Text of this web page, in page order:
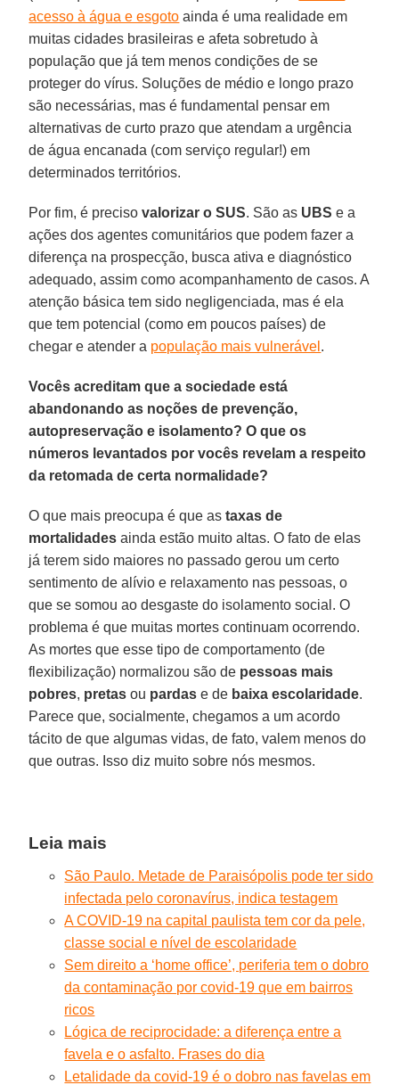
acesso à água e esgoto ainda é uma realidade em
muitas cidades brasileiras e afeta sobretudo à
população que já tem menos condições de se
proteger do vírus. Soluções de médio e longo prazo
são necessárias, mas é fundamental pensar em
alternativas de curto prazo que atendam a urgência
de água encanada (com serviço regular!) em
determinados territórios.
Por fim, é precisovalorizar o SUS. São as UBS e a
ações dos agentes comunitários que podem fazer a
diferença na prospecção, busca ativa e diagnóstico
adequado, assim como acompanhamento de casos. A
atenção básica tem sido negligenciada, mas é ela
que tem potencial (como em poucos países) de
chegar e atender a população mais vulnerável .
Vocês acreditam que a sociedade está
abandonando as noções de prevenção,
autopreservação e isolamento? O que os
números levantados por vocês revelam a respeito
da retomada de certa normalidade?
O que mais preocupa é que as taxas de
mortalidades ainda estão muito altas. O fato de elas
já terem sido maiores no passado gerou um certo
sentimento de alívio e relaxamento nas pessoas, o
que se somou ao desgaste do isolamento social. O
problema é que muitas mortes continuam ocorrendo.
As mortes que esse tipo de comportamento (de
flexibilização) normalizou são de pessoas mais
pobres, pretas ou pardas e de baixa escolaridade.
Parece que, socialmente, chegamos a um acordo
tácito de que algumas vidas, de fato, valem menos do
que outras. Isso diz muito sobre nós mesmos.
Leia mais
São Paulo. Metade de Paraisópolis pode ter sido
infectada pelo coronavírus, indica testagem
A COVID-19 na capital paulista tem cor da pele,
classe social e nível de escolaridade
Sem direito a ‘home office’, periferia tem o dobro
da contaminação por covid-19 que em bairros
ricos
Lógica de reciprocidade: a diferença entre a
favela e o asfalto. Frases do dia
Letalidade da covid-19 é o dobro nas favelas em